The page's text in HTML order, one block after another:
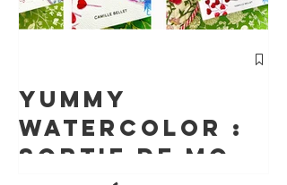
Yummy
watercolor :
sortie de mon